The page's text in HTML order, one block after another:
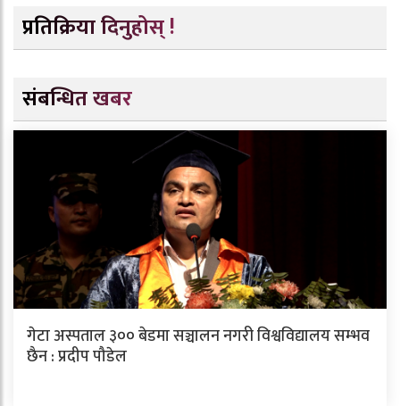
प्रतिक्रिया दिनुहोस् !
संबन्धित खबर
गेटा अस्पताल ३०० बेडमा सञ्चालन नगरी विश्वविद्यालय सम्भव
छैन : प्रदीप पौडेल